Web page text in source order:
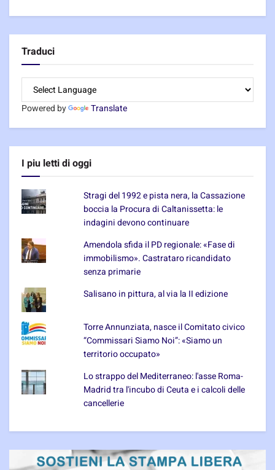
Traduci
Powered by Translate
I piu letti di oggi
Stragi del 1992 e pista nera, la Cassazione
boccia la Procura di Caltanissetta: le
indagini devono continuare
Amendola sfida il PD regionale: «Fase di
immobilismo». Castrataro ricandidato
senza primarie
Salisano in pittura, al via la II edizione
Torre Annunziata, nasce il Comitato civico
“Commissari Siamo Noi”: «Siamo un
territorio occupato»
Lo strappo del Mediterraneo: l'asse Roma-
Madrid tra l'incubo di Ceuta e i calcoli delle
cancellerie